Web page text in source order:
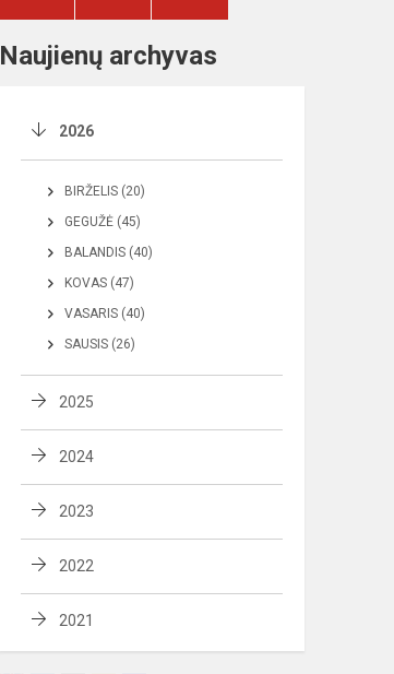
Naujienų archyvas
2026
BIRŽELIS (20)
GEGUŽĖ (45)
BALANDIS (40)
KOVAS (47)
VASARIS (40)
SAUSIS (26)
2025
2024
2023
2022
2021